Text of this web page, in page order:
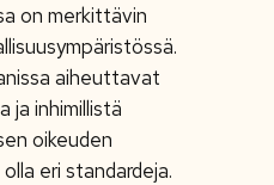
on merkittävin
aiheuttavat
ja inhimillistä
oikeuden
eri standardeja.